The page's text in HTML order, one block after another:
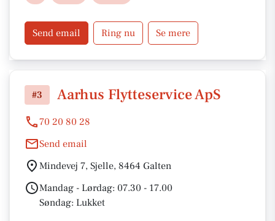
Send email Ring nu Se mere
#3 Aarhus Flytteservice ApS
70 20 80 28
Send email
Mindevej 7, Sjelle, 8464 Galten
Mandag - Lørdag: 07.30 - 17.00
Søndag: Lukket